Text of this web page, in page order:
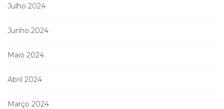
Julho 2024
Junho 2024
Maio 2024
Abril 2024
Março 2024